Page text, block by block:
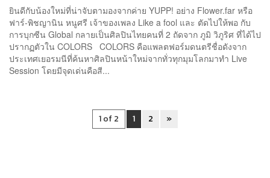
ยินดีกับน้องใหม่ที่น่าจับตามองจากค่าย YUPP! อย่าง Flower.far หรือ
ฟาร์-พิชญานิน หนูศรี เจ้าของเพลง Like a fool และ ตัดไปให้พอ กับ
การบุกซีน Global กลายเป็นศิลปินไทยคนที่ 2 ถัดจาก ภูมิ วิภูริศ ที่ได้ไป
ปรากฏตัวใน COLORS COLORS คือแพลตฟอร์มดนตรีชื่อดังจาก
ประเทศเยอรมนีที่ค้นหาศิลปินหน้าใหม่จากทั่วทุกมุมโลกมาทำ Live
Session โดยมีจุดเด่นคือสี...
1 of 2 1 2 »